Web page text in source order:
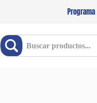
Buscar productos...